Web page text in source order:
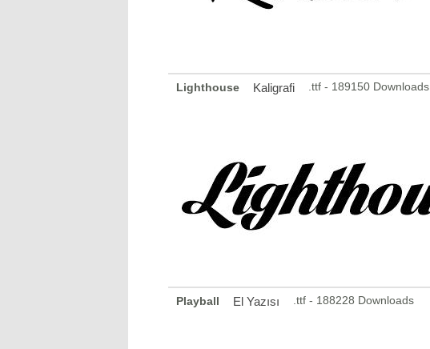
Lighthouse Kaligrafi .ttf - 189150 Downloads
Playball El Yazısı .ttf - 188228 Downloads